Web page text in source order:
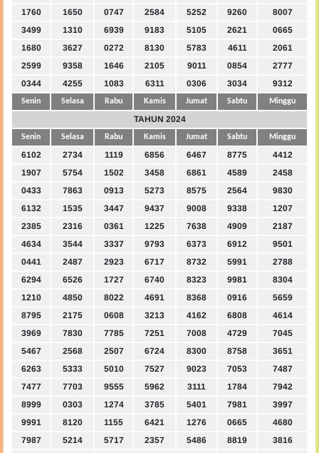
1760
1650 0747 2584 5252 9260
8007
3499
1310 6939 9183 5105 2621
0665
1680
3627 0272 8130 5783 4611
2061
2599
9358 1646 2105 9011 0854
2777
0344
4255 1083 6311 0306 3034 9312
Senin Selasa Rabu Kamis Jumat Sabtu Minggu
TAHUN 2024
Senin Selasa Rabu Kamis Jumat Sabtu Minggu
6102 2734 1119 6856 6467 8775
4412
1907
5754 1502 3458 6861 4589
2458
0433
7863 0913 5273 8575 2564
9830
6132
1535 3447 9437 9008 9338
1207
2385
2316 0361 1225 7638 4909
2187
4634
3544 3337 9793 6373 6912
9501
0441
2487 2923 6717 8732 5991
2788
6294
6526 1727 6740 8323 9981
8304
1210
4850 8022 4691 8368 0916
5659
8795
2175 0608 3213 4162 6808
4614
3969
7830 7785 7251 7008 4729
7045
5467
2568 2507 6724 8300 8758
3651
6263
5333 5010 7527 9023 7053
7487
7477
7703 9555 5962 3111 1784
7942
8999
0303 1274 3785 5401 7981
3997
9991
8120 1155 6421 1276 0665
4680
7987
5214 5717 2357 5486 8819
3816